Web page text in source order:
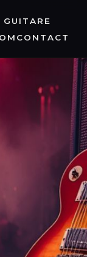
GUITARE
CONTACT